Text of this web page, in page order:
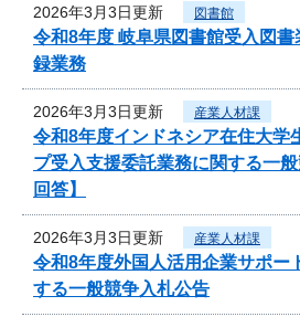
2026年3月3日更新 図書館
令和8年度 岐阜県図書館受入図
録業務
2026年3月3日更新 産業人材課
令和8年度インドネシア在住大学
プ受入支援委託業務に関する一
回答】
2026年3月3日更新 産業人材課
令和8年度外国人活用企業サポー
する一般競争入札公告